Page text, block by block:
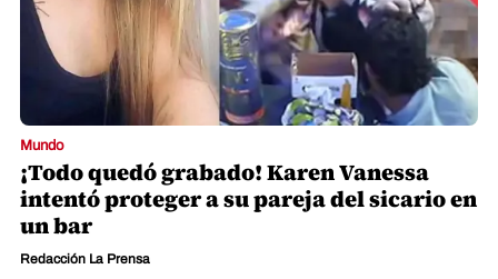
Mundo
¡Todo quedó grabado! Karen Vanessa
intentó proteger a su pareja del sicario en
un bar
Redacción La Prensa